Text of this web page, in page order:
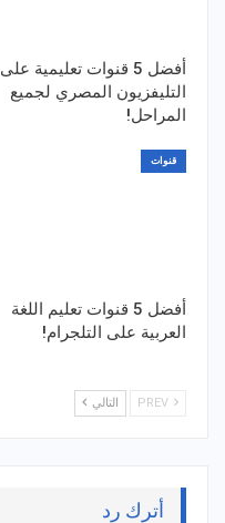
أفضل 5 قنوات تعليمية على
التليفزيون المصري لجميع
المراحل!
قنوات
أفضل 5 قنوات تعليم اللغة
العربية على التلجرام!
التالي
أترك رد